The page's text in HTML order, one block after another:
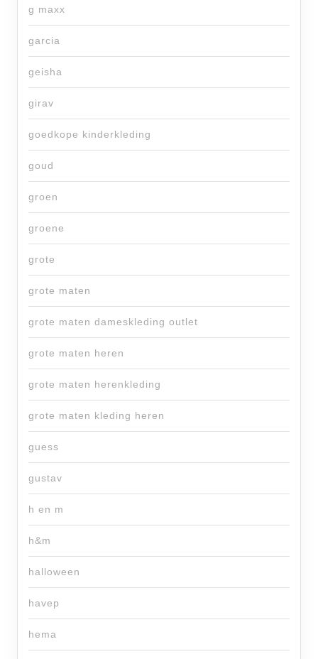
g maxx
garcia
geisha
girav
goedkope kinderkleding
goud
groen
groene
grote
grote maten
grote maten dameskleding outlet
grote maten heren
grote maten herenkleding
grote maten kleding heren
guess
gustav
h en m
h&m
halloween
havep
hema